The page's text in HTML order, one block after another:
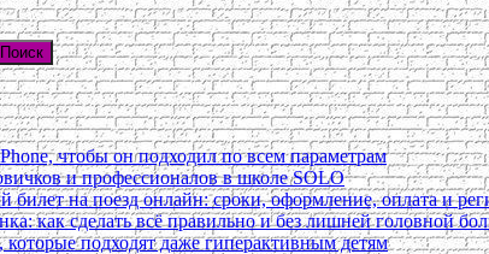
Поиск
чтобы он подходил по всем параметрам
и профессионалов в школе SOLO
билет на поезд онлайн: сроки, оформление, оплата и
как сделать всё правильно и без лишней головной
которые подходят даже гиперактивным детям